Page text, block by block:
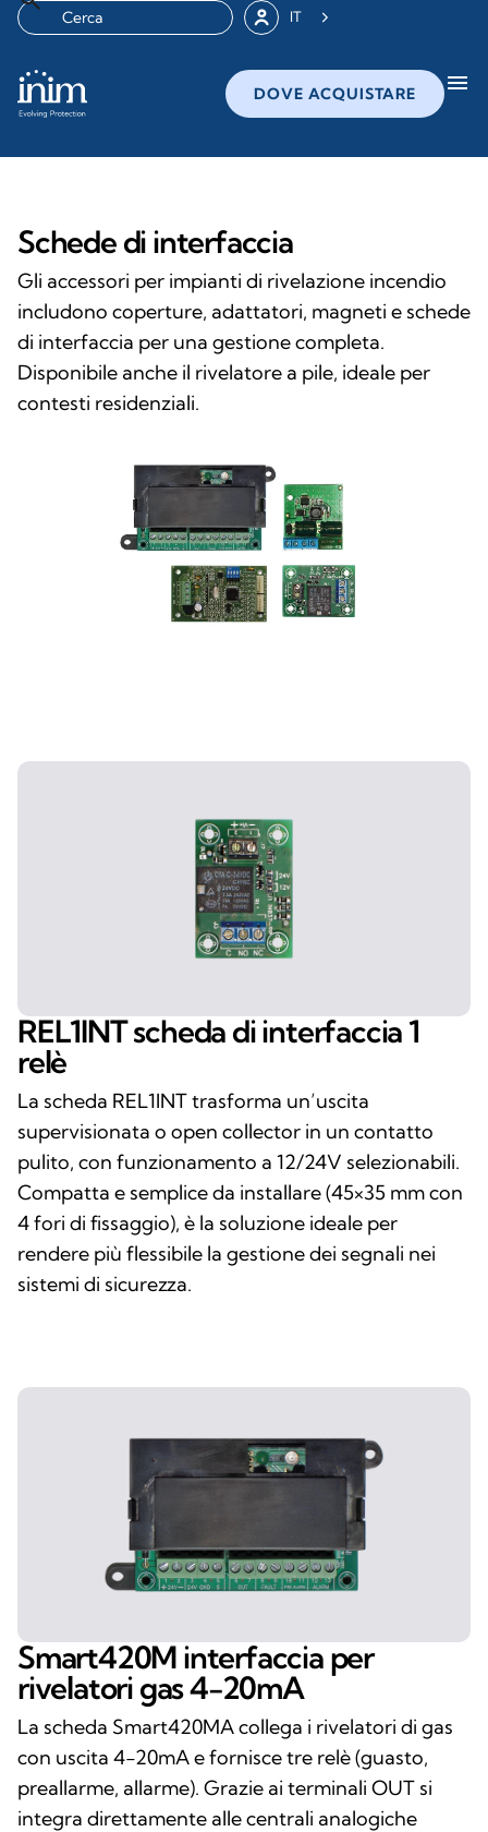
IT
DOVE ACQUISTARE menu
Schede di interfaccia
Gli accessori per impianti di rivelazione incendio
includono coperture, adattatori, magneti e schede
di interfaccia per una gestione completa.
Disponibile anche il rivelatore a pile, ideale per
contesti residenziali.
REL1INT scheda di interfaccia 1
relè
La scheda REL1INT trasforma un’uscita
supervisionata o open collector in un contatto
pulito, con funzionamento a 12/24V selezionabili.
Compatta e semplice da installare (45×35 mm con
4 fori di fissaggio), è la soluzione ideale per
rendere più flessibile la gestione dei segnali nei
sistemi di sicurezza.
Smart420M interfaccia per
rivelatori gas 4-20mA
La scheda Smart420MA collega i rivelatori di gas
con uscita 4-20mA e fornisce tre relè (guasto,
preallarme, allarme). Grazie ai terminali OUT si
integra direttamente alle centrali analogiche